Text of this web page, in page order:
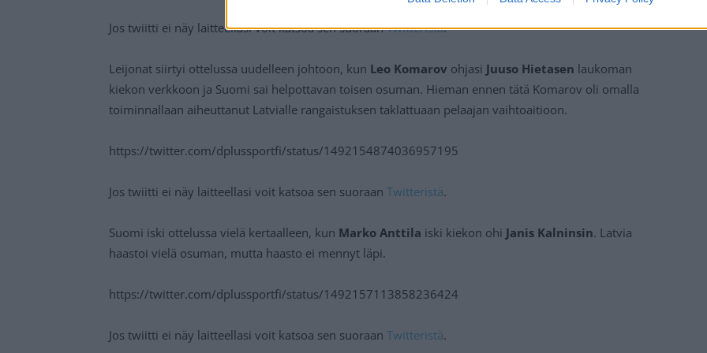
Jos twiitti ei näy laitteellasi voit katsoa sen suoraanTwitteristä.
Leijonat siirtyi ottelussa uudelleen johtoon, kun Leo Komarov ohjasi Juuso Hietasen laukoman
kiekon verkkoon ja Suomi sai helpottavan toisen osuman. Hieman ennen tätä Komarov oli omalla
toiminnallaan aiheuttanut Latvialle rangaistuksen taklattuaan pelaajan vaihtoaitioon.
https://twitter.com/dplussportfi/status/1492154874036957195
Jos twiitti ei näy laitteellasi voit katsoa sen suoraan Twitteristä.
Suomi iski ottelussa vielä kertaalleen, kun Marko Anttila iski kiekon ohi Janis Kalninsin. Latvia
haastoi vielä osuman, mutta haasto ei mennyt läpi.
https://twitter.com/dplussportfi/status/1492157113858236424
Jos twiitti ei näy laitteellasi voit katsoa sen suoraan Twitteristä.